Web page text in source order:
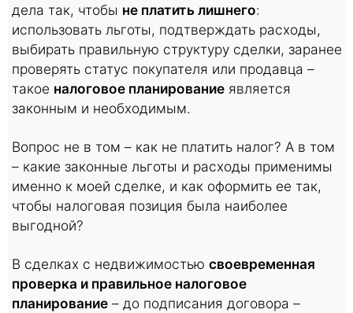
дела так, чтобы не платить лишнего:
использовать льготы, подтверждать расходы,
выбирать правильную структуру сделки, заранее
проверять статус покупателя или продавца –
такое налоговое планирование является
законным и необходимым.
Вопрос не в том – как не платить налог? А в том
– какие законные льготы и расходы применимы
именно к моей сделке, и как оформить ее так,
чтобы налоговая позиция была наиболее
выгодной?
В сделках с недвижимостью своевременная
проверка и правильное налоговое
планирование – до подписания договора –